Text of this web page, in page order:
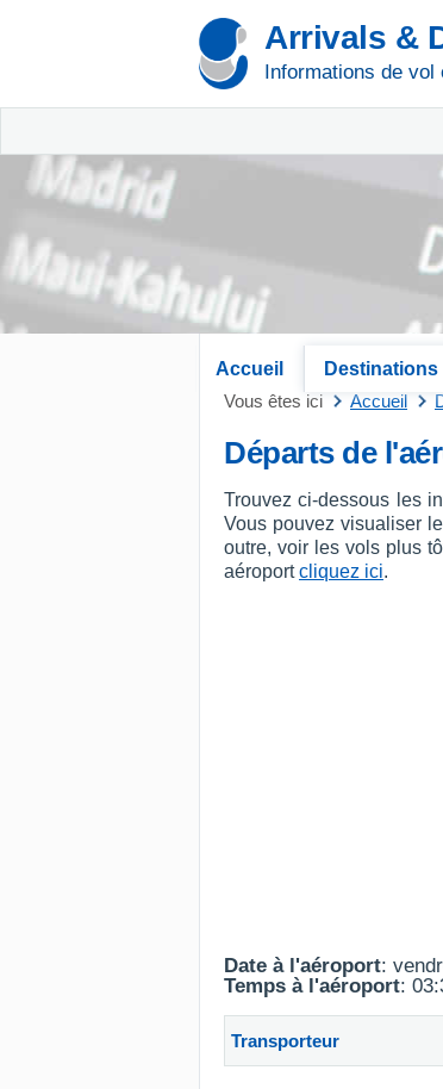
Arrivals &
Informations de vol
Accueil
Destinations
Vous êtes ici
Accueil
Départs de
Trouvez ci-dessous les
Vous pouvez visualiser
outre, voir les vols plus
aéroportcliquez ici.
Date à l'aéroport:
Temps à l'aéroport:
Transporteur